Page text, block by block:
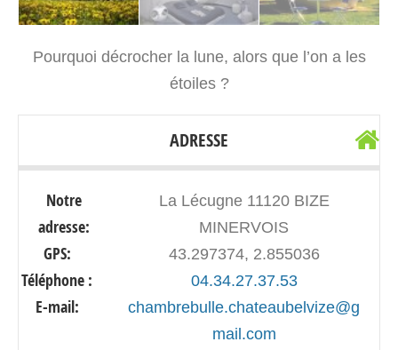
Pourquoi décrocher la lune, alors que l’on a les
étoiles ?
ADRESSE
Notre
adresse:
La Lécugne 11120 BIZE
MINERVOIS
GPS: 43.297374, 2.855036
Téléphone : 04.34.27.37.53
E-mail:
chambrebulle.chateaubelvize@g
mail.com